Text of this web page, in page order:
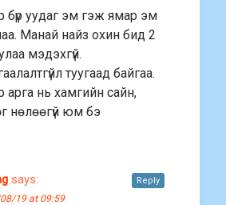
бүр уудаг эм гэж ямар эм
Манай найз охин бид 2
мэдэхгүй.
туугаад байгаа.
арга нь хамгийн сайн,
нөлөөгүй юм бэ
says:
19 at 09:59
Reply